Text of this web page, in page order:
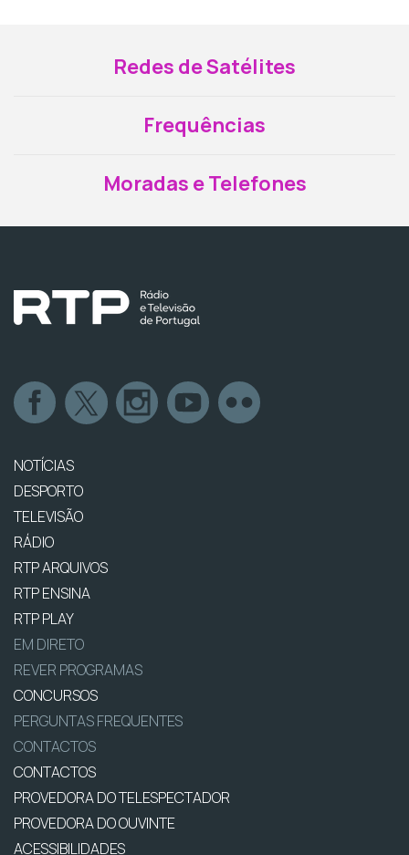
Redes de Satélites
Frequências
Moradas e Telefones
NOTÍCIAS
DESPORTO
TELEVISÃO
RÁDIO
RTP ARQUIVOS
RTP ENSINA
RTP PLAY
EM DIRETO
REVER PROGRAMAS
CONCURSOS
PERGUNTAS FREQUENTES
CONTACTOS
CONTACTOS
PROVEDORA DO TELESPECTADOR
PROVEDORA DO OUVINTE
ACESSIBILIDADES